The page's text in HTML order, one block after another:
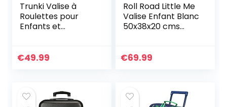
Trunki Valise à
Roulettes pour
Enfants et
Valise à Roulettes
€49.99
Roll Road Little Me
Valise Enfant Blanc
50x38x20 cms
2,1Kgs 4 roues
€69.99